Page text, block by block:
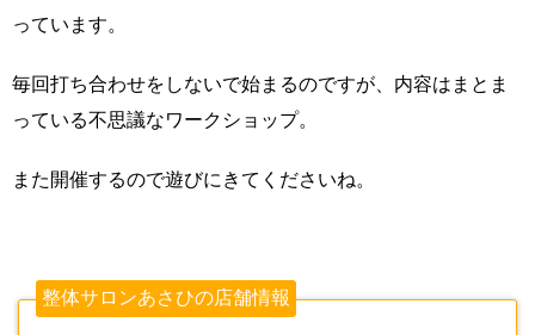
っています。
毎回打ち合わせをしないで始まるのですが、内容はまとま
っている不思議なワークショップ。
また開催するので遊びにきてくださいね。
整体サロンあさひの店舗情報